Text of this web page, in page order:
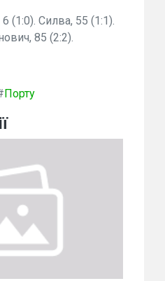
(1:0). Силва, 55 (1:1).
85 (2:2).
Порту